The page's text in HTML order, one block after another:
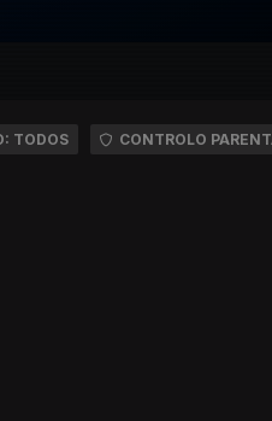
TODOS CONTROLO